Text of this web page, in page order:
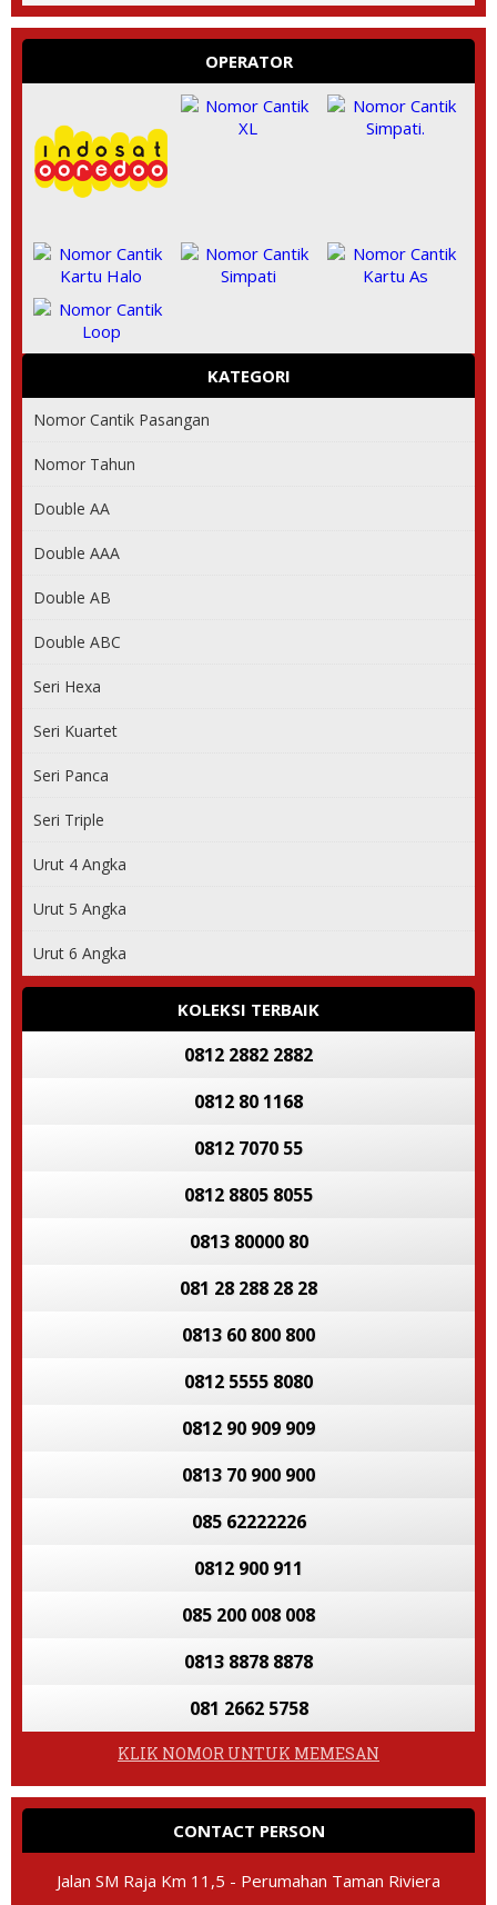
OPERATOR
KATEGORI
Nomor Cantik Pasangan
Nomor Tahun
Double AA
Double AAA
Double AB
Double ABC
Seri Hexa
Seri Kuartet
Seri Panca
Seri Triple
Urut 4 Angka
Urut 5 Angka
Urut 6 Angka
KOLEKSI TERBAIK
0812 2882 2882
0812 80 1168
0812 7070 55
0812 8805 8055
0813 80000 80
081 28 288 28 28
0813 60 800 800
0812 5555 8080
0812 90 909 909
0813 70 900 900
085 62222226
0812 900 911
085 200 008 008
0813 8878 8878
081 2662 5758
KLIK NOMOR UNTUK MEMESAN
CONTACT PERSON
Jalan SM Raja Km 11,5 - Perumahan Taman Riviera